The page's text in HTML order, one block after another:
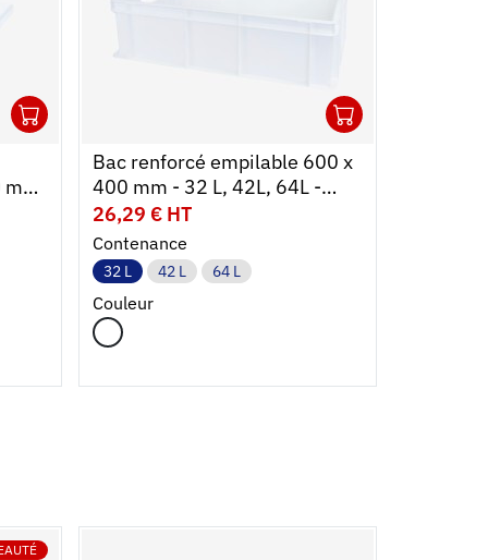
mm
Bac renforcé empilable 600 x
400 mm - 32 L, 42L, 64L -
blanc
26,29 € HT
Contenance
32 L 42 L 64 L
Couleur